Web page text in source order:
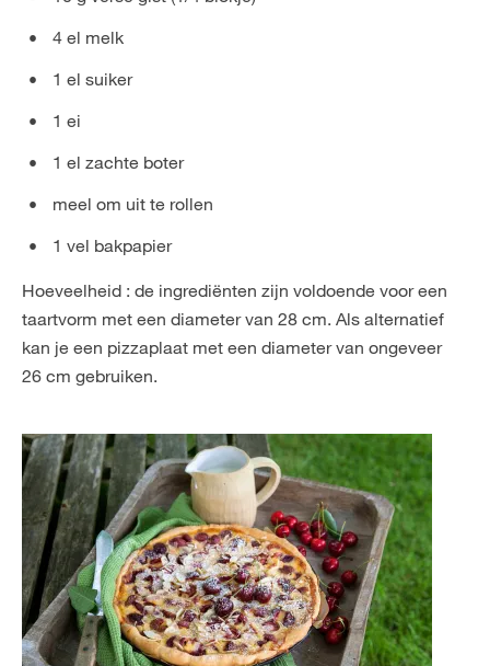
4 el melk
1 el suiker
1 ei
1 el zachte boter
meel om uit te rollen
1 vel bakpapier
Hoeveelheid : de ingrediënten zijn voldoende voor een
taartvorm met een diameter van 28 cm. Als alternatief
kan je een pizzaplaat met een diameter van ongeveer
26 cm gebruiken.